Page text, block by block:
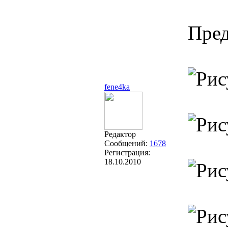
fene4ka
Редактор
Сообщений: 1678
Регистрация:
18.10.2010